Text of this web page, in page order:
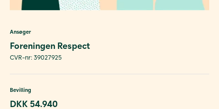
Ansøger
Foreningen Respect
CVR-nr: 39027925
Bevilling
DKK 54.940